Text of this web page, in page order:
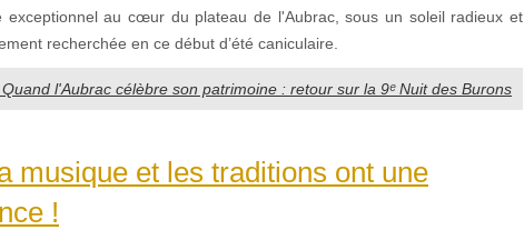
exceptionnel au cœur du plateau de l'Aubrac, sous un soleil radieux et
recherchée en ce début d’été caniculaire.
l'Aubrac célèbre son patrimoine : retour sur la 9ᵉ Nuit des Burons
musique et les traditions ont une
!